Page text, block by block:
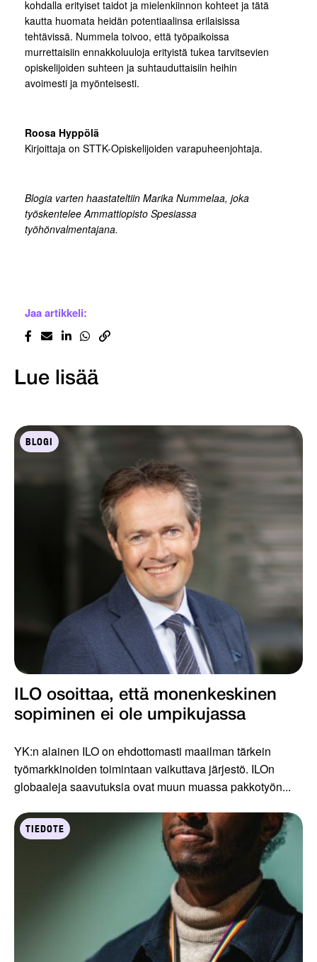
kohdalla erityiset taidot ja mielenkiinnon kohteet ja tätä
kautta huomata heidän potentiaalinsa erilaisissa
tehtävissä. Nummela toivoo, että työpaikoissa
murrettaisiin ennakkoluuloja erityistä tukea tarvitsevien
opiskelijoiden suhteen ja suhtauduttaisiin heihin
avoimesti ja myönteisesti.
Roosa Hyppölä
Kirjoittaja on STTK-Opiskelijoiden varapuheenjohtaja.
Blogia varten haastateltiin Marika Nummelaa, joka
työskentelee Ammattiopisto Spesiassa
työhönvalmentajana.
Jaa artikkeli:
Lue lisää
BLOGI
ILO osoittaa, että monenkeskinen
sopiminen ei ole umpikujassa
YK:n alainen ILO on ehdottomasti maailman tärkein
työmarkkinoiden toimintaan vaikuttava järjestö. ILOn
globaaleja saavutuksia ovat muun muassa pakkotyön...
TIEDOTE